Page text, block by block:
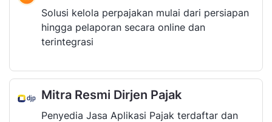
Solusi kelola perpajakan mulai dari persiapan
hingga pelaporan secara online dan
terintegrasi
Mitra Resmi Dirjen Pajak
Penyedia Jasa Aplikasi Pajak terdaftar dan